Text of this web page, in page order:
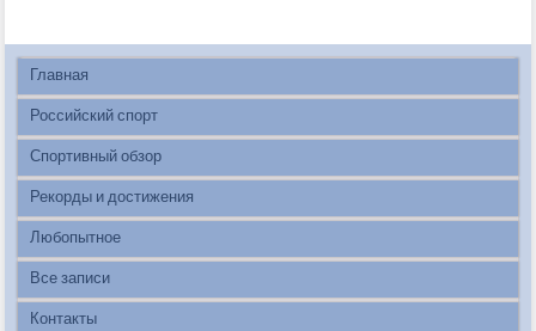
Главная
Российский спорт
Спортивный обзор
Рекорды и достижения
Любопытное
Все записи
Контакты